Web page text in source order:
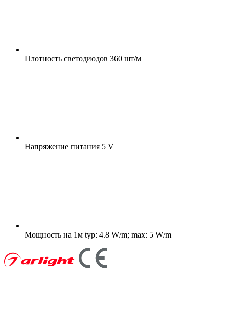
Плотность светодиодов 360 шт/м
Напряжение питания 5 V
Мощность на 1м typ: 4.8 W/m; max: 5 W/m